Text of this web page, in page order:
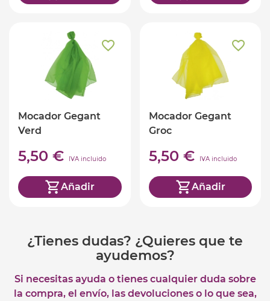
Mocador Gegant
Verd
5,50 € IVA incluido
Añadir
Mocador Gegant
Groc
5,50 € IVA incluido
Añadir
¿Tienes dudas? ¿Quieres que te
ayudemos?
Si necesitas ayuda o tienes cualquier duda sobre
la compra, el envío, las devoluciones o lo que sea,